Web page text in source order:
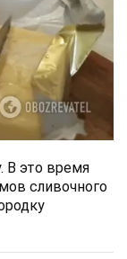
В это время
сливочного